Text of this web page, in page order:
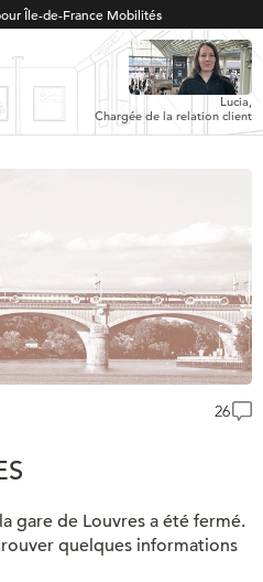
Île-de-France Mobilités
Lucia,
Chargée de la relation client
26
gare de Louvres a été fermé.
quelques informations